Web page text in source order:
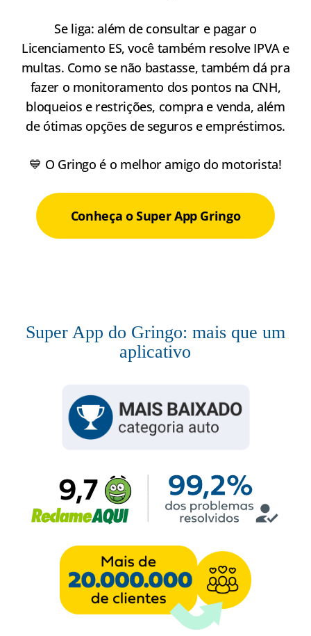
Se liga: além de consultar e pagar o
Licenciamento ES, você também resolve IPVA e
multas. Como se não bastasse, também dá pra
fazer o monitoramento dos pontos na CNH,
bloqueios e restrições, compra e venda, além
de ótimas opções de seguros e empréstimos.
💙 O Gringo é o melhor amigo do motorista!
Conheça o Super App Gringo
Super App do Gringo: mais que um
aplicativo